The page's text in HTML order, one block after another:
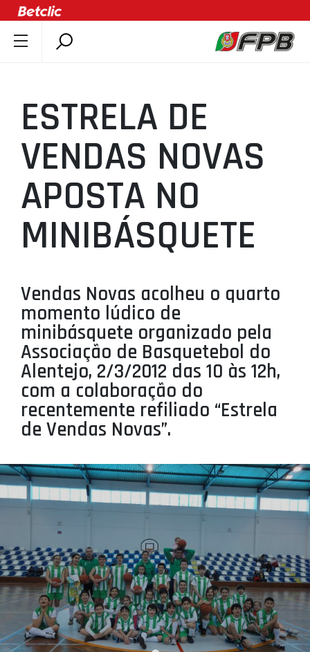
ÚLTIMAS
COMPETIÇÕES
ASSOCIAÇÕES
CLUBES
AGENTES
AGENDA
MINIBASQUETE
ÁREA TÉCNICA
PROJETOS
LIGA BETCLIC MASCULINA
LIGA BETCLIC FEMININA
ESTRELA DE
VENDAS NOVAS
APOSTA NO
MINIBÁSQUETE
Vendas Novas acolheu o quarto
momento lúdico de
minibásquete organizado pela
Associação de Basquetebol do
Alentejo, 2/3/2012 das 10 às 12h,
com a colaboração do
recentemente refiliado “Estrela
de Vendas Novas”.